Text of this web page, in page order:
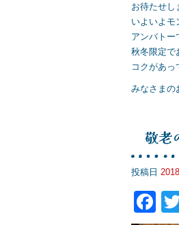
お待たせし
いよいよモ
アンバトー
秋冬限定で
コクがあ
みなさまの
敬老
投稿日
F